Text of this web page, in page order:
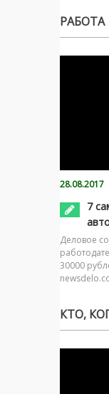
РАБОТА
28.08.2017
7
Деловое
30000
КТО,